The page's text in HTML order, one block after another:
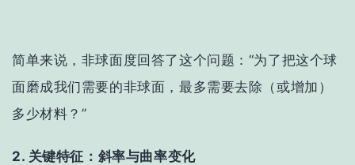
简单来说，非球面度回答了这个问题：“为了把这个球
面磨成我们需要的非球面，最多需要去除（或增加）
多少材料？”
2. 关键特征：斜率与曲率变化